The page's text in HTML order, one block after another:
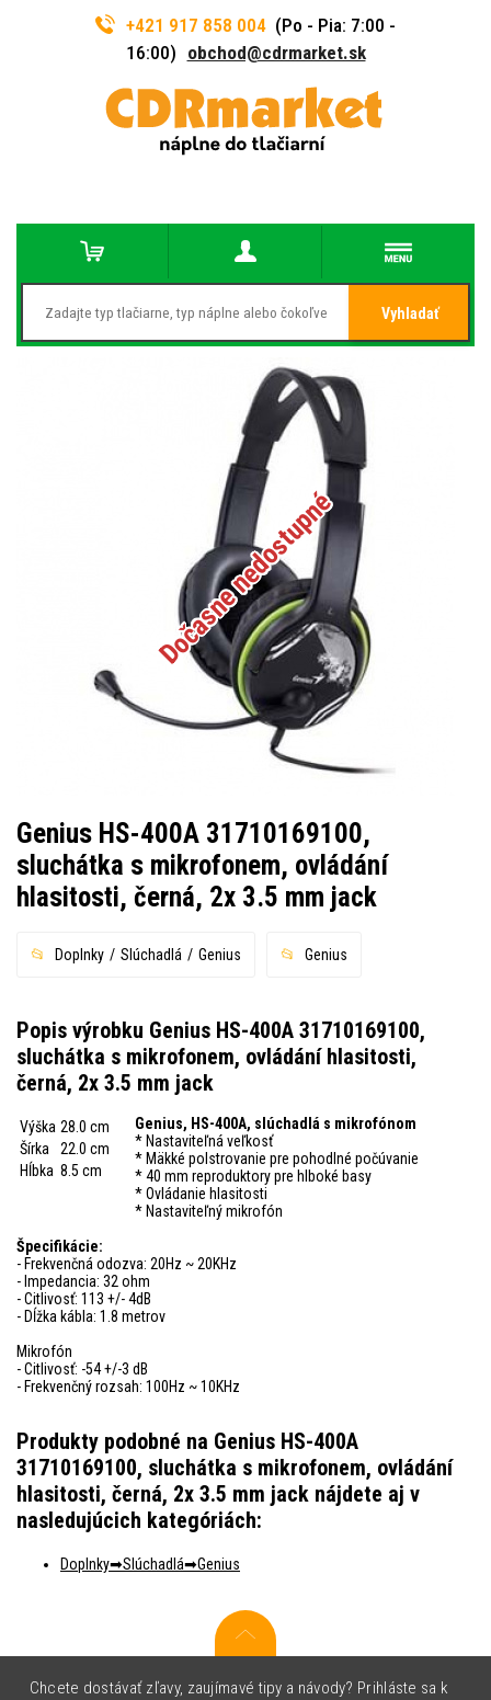
+421 917 858 004 (Po - Pia: 7:00 -
16:00) obchod@cdrmarket.sk
Vyhladať
Dočasne nedostupné
Genius HS-400A 31710169100,
sluchátka s mikrofonem, ovládání
hlasitosti, černá, 2x 3.5 mm jack
Doplnky Slúchadlá Genius Genius
Popis výrobku Genius HS-400A 31710169100,
sluchátka s mikrofonem, ovládání hlasitosti,
černá, 2x 3.5 mm jack
Výška 28.0 cm
Šírka
22.0 cm
Hĺbka 8.5 cm
Genius, HS-400A, slúchadlá s mikrofónom
* Nastaviteľná veľkosť
* Mäkké polstrovanie pre pohodlné počúvanie
* 40 mm reproduktory pre hlboké basy
* Ovládanie hlasitosti
* Nastaviteľný mikrofón
Špecifikácie:
- Frekvenčná odozva: 20Hz ~ 20KHz
- Impedancia: 32 ohm
- Citlivosť: 113 +/- 4dB
- Dĺžka kábla: 1.8 metrov
Mikrofón
- Citlivosť: -54 +/-3 dB
- Frekvenčný rozsah: 100Hz ~ 10KHz
Produkty podobné na Genius HS-400A
31710169100, sluchátka s mikrofonem, ovládání
hlasitosti, černá, 2x 3.5 mm jack nájdete aj v
nasledujúcich kategóriách:
Doplnky Slúchadlá Genius
Chcete dostávať zľavy, zaujímavé tipy a návody? Prihláste sa k